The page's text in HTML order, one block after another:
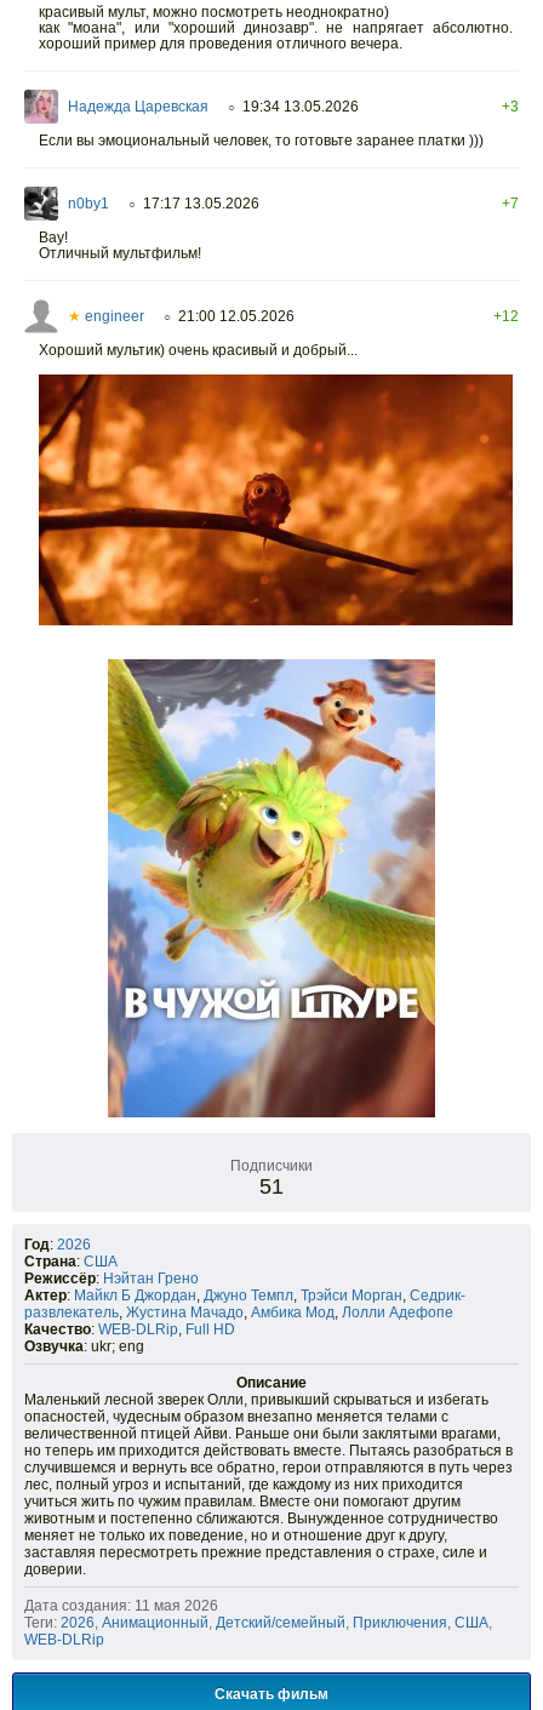
красивый мульт, можно посмотреть неоднократно)
как "моана", или "хороший динозавр". не напрягает абсолютно.
хороший пример для проведения отличного вечера.
Надежда Царевская ○ 19:34 13.05.2026
+3
Если вы эмоциональный человек, то готовьте заранее платки )))
n0by1 ○ 17:17 13.05.2026
+7
Вау!
Отличный мультфильм!
★ engineer ○ 21:00 12.05.2026
+12
Хороший мультик) очень красивый и добрый...
Подписчики
51
Год: 2026
Страна: США
Режиссёр: Нэйтан Грено
Актер: Майкл Б Джордан Джуно Темпл Трэйси Морган Седрик-
развлекатель Жустина Мачадо Амбика Мод Лолли Адефопе
Качество: WEB-DLRip Full HD
Озвучка: ukr; eng
Описание
Маленький лесной зверек Олли, привыкший скрываться и избегать
опасностей, чудесным образом внезапно меняется телами с
величественной птицей Айви. Раньше они были заклятыми врагами,
но теперь им приходится действовать вместе. Пытаясь разобраться в
случившемся и вернуть все обратно, герои отправляются в путь через
лес, полный угроз и испытаний, где каждому из них приходится
учиться жить по чужим правилам. Вместе они помогают другим
животным и постепенно сближаются. Вынужденное сотрудничество
меняет не только их поведение, но и отношение друг к другу,
заставляя пересмотреть прежние представления о страхе, силе и
доверии.
Дата создания: 11 мая 2026
Теги: 2026 Анимационный Детский/семейный Приключения США
WEB-DLRip
Скачать фильм